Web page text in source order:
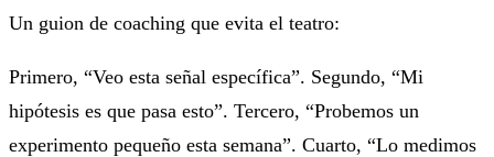
Un guion de coaching que evita el teatro:
Primero, “Veo esta señal específica”. Segundo, “Mi
hipótesis es que pasa esto”. Tercero, “Probemos un
experimento pequeño esta semana”. Cuarto, “Lo medimos